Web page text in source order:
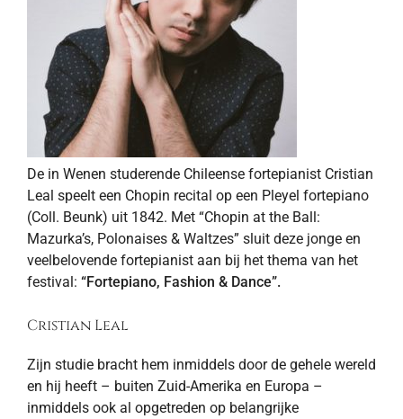
De in Wenen studerende Chileense fortepianist Cristian
Leal speelt een Chopin recital op een Pleyel fortepiano
(Coll. Beunk) uit 1842. Met “Chopin at the Ball:
Mazurka’s, Polonaises & Waltzes” sluit deze jonge en
veelbelovende fortepianist aan bij het thema van het
festival: “Fortepiano, Fashion & Dance”.
Cristian Leal
Zijn studie bracht hem inmiddels door de gehele wereld
en hij heeft – buiten Zuid-Amerika en Europa –
inmiddels ook al opgetreden op belangrijke